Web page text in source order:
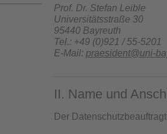
Prof. Dr. Stefan Leible
Universitätsstraße 30
95440 Bayreuth
Tel.: +49 (0)921 / 55-5201
E-Mail: praesident@uni-
II. Name und
Der